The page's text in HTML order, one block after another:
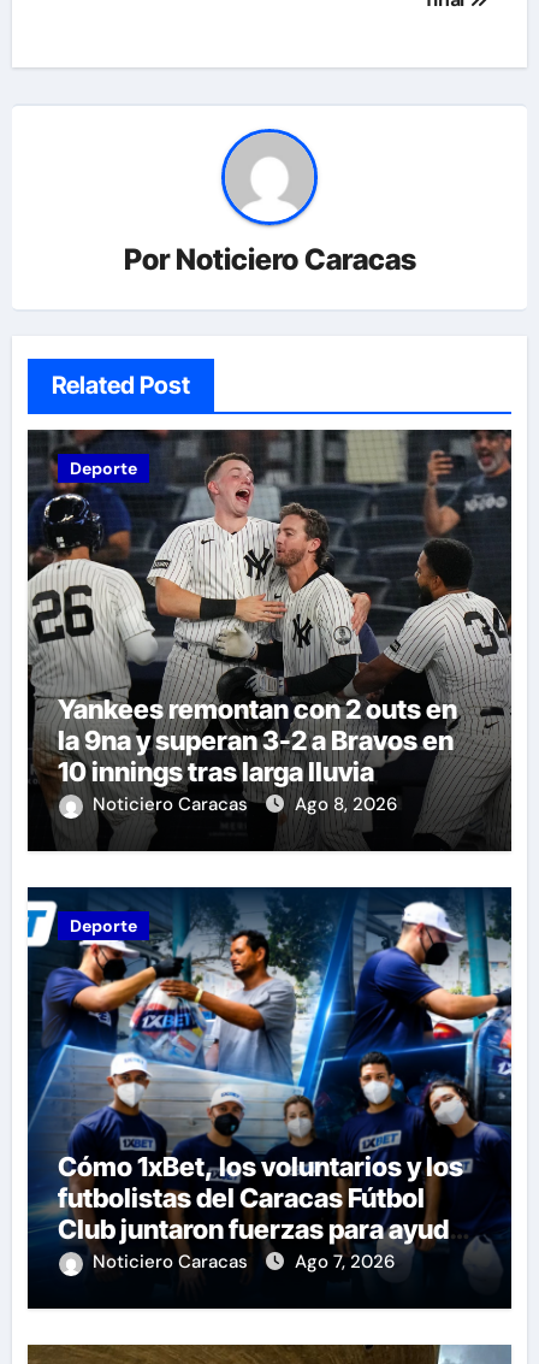
PorNoticiero Caracas
Related Post
Deporte
Yankees remontan con 2 outs en
la 9na y superan 3-2 a Bravos en
10 innings tras larga lluvia
Noticiero Caracas Ago 8, 2026
Deporte
Cómo 1xBet, los voluntarios y los
futbolistas del Caracas Fútbol
Club juntaron fuerzas para ayudar
a las familias de Venezuela
Noticiero Caracas Ago 7, 2026